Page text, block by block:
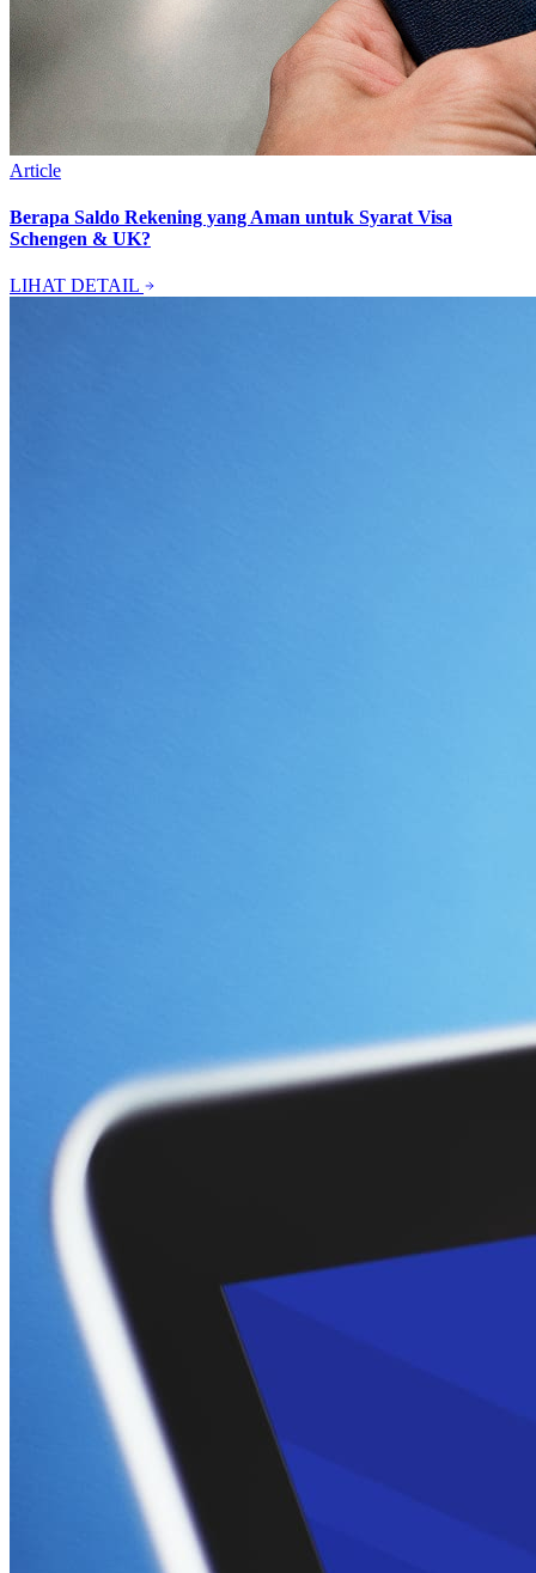
Article
Berapa Saldo Rekening yang Aman untuk Syarat Visa
Schengen & UK?
LIHAT DETAIL